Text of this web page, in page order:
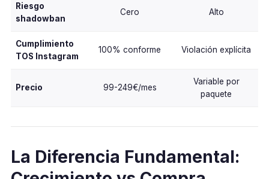
Riesgo
shadowban
Cero Alto
Cumplimiento
TOS Instagram
100% conforme Violación explícita
Precio 99-249€/mes
Variable por
paquete
La Diferencia Fundamental: